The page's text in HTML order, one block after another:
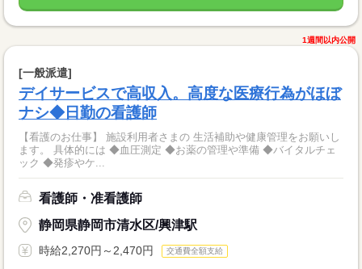
1週間以内公開
[一般派遣]
デイサービスで高収入。高度な医療行為がほぼ
ナシ◆日勤の看護師
【看護のお仕事】 施設利用者さまの 生活補助や健康管理をお願いし
ます。 具体的には ◆血圧測定 ◆お薬の管理や準備 ◆バイタルチェ
ック ◆発疹やケ...
看護師・准看護師
静岡県静岡市清水区/興津駅
時給2,270円～2,470円 交通費全額支給